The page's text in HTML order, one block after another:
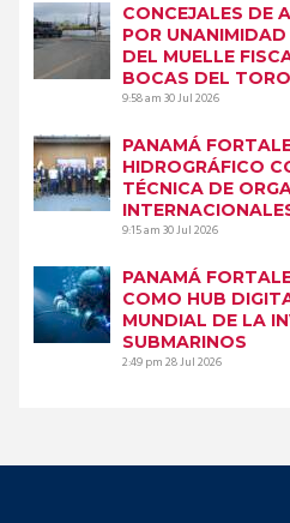
CONCEJALES DE
POR
DEL MUELLE
BOCAS DEL TORO
9:58 am30 Jul 2026
PANAMÁ
HIDROGRÁFICO
TÉCNICA DE
9:15 am30 Jul 2026
PANAMÁ
COMO HUB
MUNDIAL DE LA
SUBMARINOS
2:49 pm28 Jul 2026